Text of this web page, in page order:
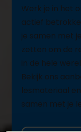
Werk je in het
actief
je samen met
zetten om de
in de hele
Bekijk ons
lesmateriaal
samen met je